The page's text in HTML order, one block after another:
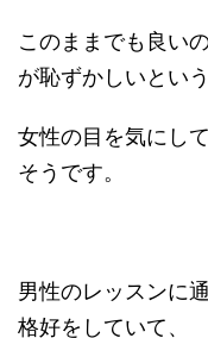
このままでも良い
が恥ずかしいという
女性の目を気にし
そうです。
男性のレッスンに
格好をしていて、